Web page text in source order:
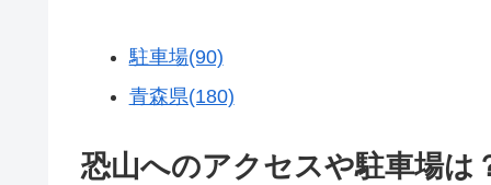
駐車場(90)
青森県(180)
恐山へのアクセスや駐車場は